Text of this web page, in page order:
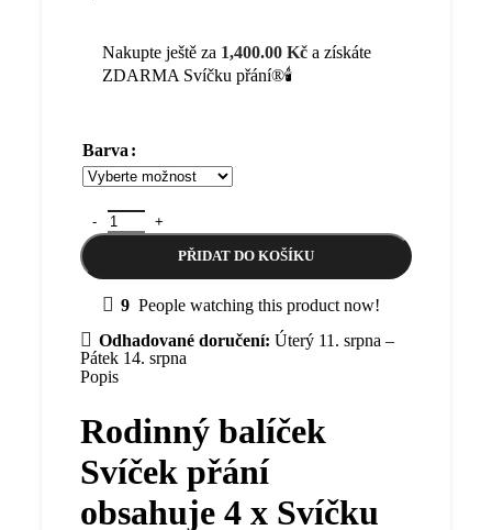
Nakupte ještě za 1,400.00 Kč a získáte
ZDARMA Svíčku přání®🕯️
Barva
Sada svíček – rodinné balení Svíčky přání – 4 ks x 11 cm
PŘIDAT DO KOŠÍKU
9 People watching this product now!
Odhadované doručení: Úterý 11. srpna –
Pátek 14. srpna
Popis
Rodinný balíček
Svíček přání
obsahuje 4 x Svíčku